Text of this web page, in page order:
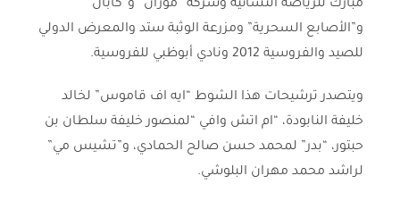
مبارك للرياضة النسائية وشركة “موزان” و”كابال”
و”الأصابع السحرية” ومزرعة الوثبة ستد والمعرض الدولي
للصيد والفروسية 2012 ونادي أبوظبي للفروسية.
ويتصدر ترشيحات هذا الشوط “ايه اف قاموس” لخالد
خليفة النابودة، “ام اتش وافي “لمنصور خليفة سلطان بن
حبتور، “بدر” لمحمد حسن صالح الحمادي، و”تشيس مي”
لراشد محمد مهران البلوشي.